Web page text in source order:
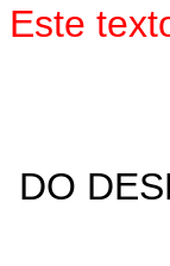
Este
DO